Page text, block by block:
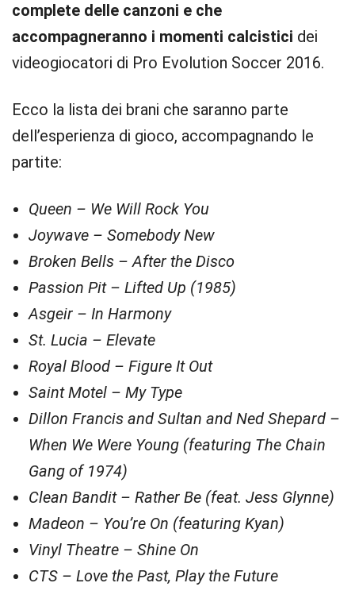
complete delle canzoni e che
accompagneranno i momenti calcistici dei
videogiocatori di Pro Evolution Soccer 2016.
Ecco la lista dei brani che saranno parte
dell’esperienza di gioco, accompagnando le
partite:
Queen – We Will Rock You
Joywave – Somebody New
Broken Bells – After the Disco
Passion Pit – Lifted Up (1985)
Asgeir – In Harmony
St. Lucia – Elevate
Royal Blood – Figure It Out
Saint Motel – My Type
Dillon Francis and Sultan and Ned Shepard –
When We Were Young (featuring The Chain
Gang of 1974)
Clean Bandit – Rather Be (feat. Jess Glynne)
Madeon – You’re On (featuring Kyan)
Vinyl Theatre – Shine On
CTS – Love the Past, Play the Future